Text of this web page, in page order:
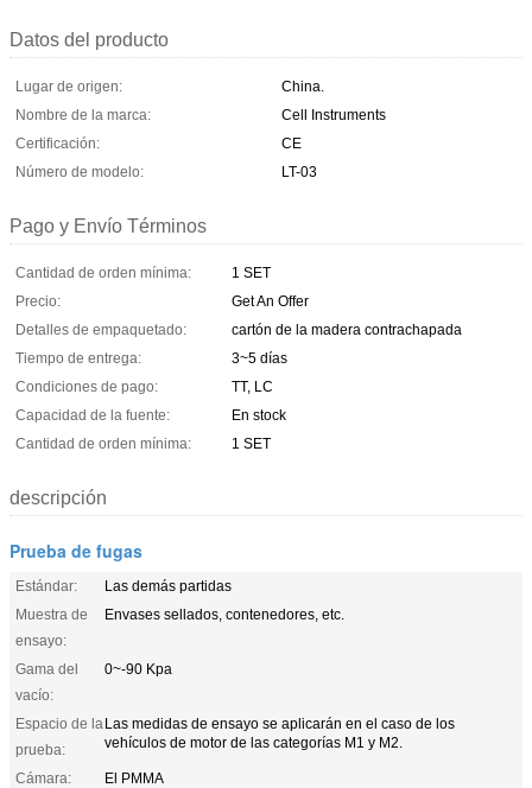
Datos del producto
Lugar de origen:
China.
Nombre de la marca:
Cell Instruments
Certificación:
CE
Número de modelo:
LT-03
Pago y Envío Términos
Cantidad de orden mínima:
1 SET
Precio:
Get An Offer
Detalles de empaquetado:
cartón de la madera contrachapada
Tiempo de entrega:
3~5 días
Condiciones de pago:
TT, LC
Capacidad de la fuente:
En stock
Cantidad de orden mínima:
1 SET
descripción
Prueba de fugas
Estándar:
Las demás partidas
Muestra de
ensayo:
Envases sellados, contenedores, etc.
Gama del
vacío:
0~-90 Kpa
Espacio de la
prueba:
Las medidas de ensayo se aplicarán en el caso de los
vehículos de motor de las categorías M1 y M2.
Cámara:
El PMMA